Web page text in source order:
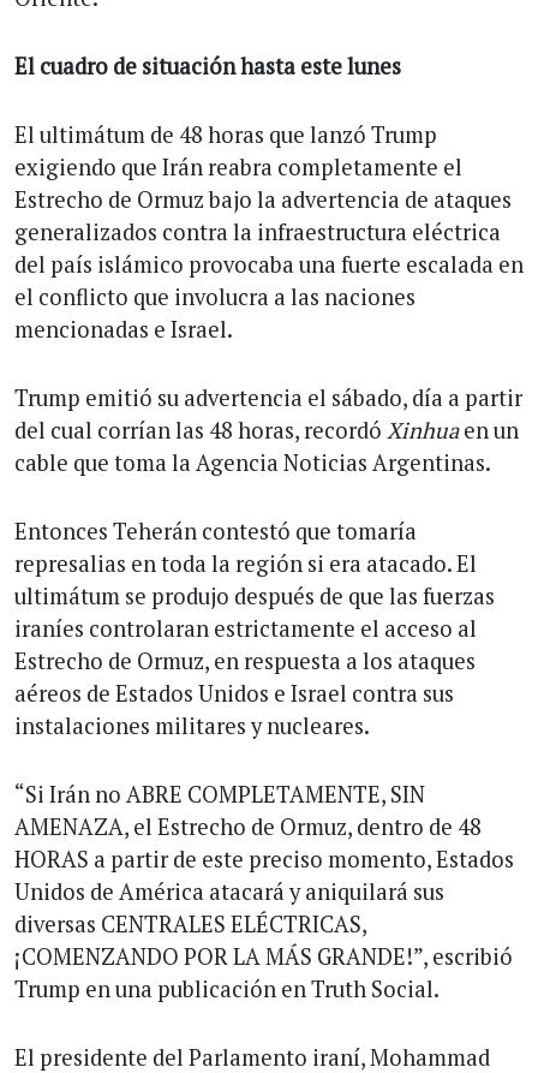
El cuadro de situación hasta este lunes
El ultimátum de 48 horas que lanzó Trump
exigiendo que Irán reabra completamente el
Estrecho de Ormuz bajo la advertencia de ataques
generalizados contra la infraestructura eléctrica
del país islámico provocaba una fuerte escalada en
el conflicto que involucra a las naciones
mencionadas e Israel.
Trump emitió su advertencia el sábado, día a partir
del cual corrían las 48 horas, recordó Xinhuaen un
cable que toma la Agencia Noticias Argentinas.
Entonces Teherán contestó que tomaría
represalias en toda la región si era atacado. El
ultimátum se produjo después de que las fuerzas
iraníes controlaran estrictamente el acceso al
Estrecho de Ormuz, en respuesta a los ataques
aéreos de Estados Unidos e Israel contra sus
instalaciones militares y nucleares.
“Si Irán no ABRE COMPLETAMENTE, SIN
AMENAZA, el Estrecho de Ormuz, dentro de 48
HORAS a partir de este preciso momento, Estados
Unidos de América atacará y aniquilará sus
diversas CENTRALES ELÉCTRICAS,
¡COMENZANDO POR LA MÁS GRANDE!”, escribió
Trump en una publicación en Truth Social.
El presidente del Parlamento iraní, Mohammad